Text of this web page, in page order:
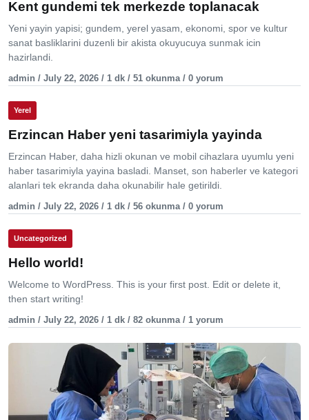
Kent gundemi tek merkezde toplanacak
Yeni yayin yapisi; gundem, yerel yasam, ekonomi, spor ve kultur
sanat basliklarini duzenli bir akista okuyucuya sunmak icin
hazirlandi.
admin / July 22, 2026 / 1 dk / 51 okunma / 0 yorum
Yerel
Erzincan Haber yeni tasarimiyla yayinda
Erzincan Haber, daha hizli okunan ve mobil cihazlara uyumlu yeni
haber tasarimiyla yayina basladi. Manset, son haberler ve kategori
alanlari tek ekranda daha okunabilir hale getirildi.
admin / July 22, 2026 / 1 dk / 56 okunma / 0 yorum
Uncategorized
Hello world!
Welcome to WordPress. This is your first post. Edit or delete it,
then start writing!
admin / July 22, 2026 / 1 dk / 82 okunma / 1 yorum